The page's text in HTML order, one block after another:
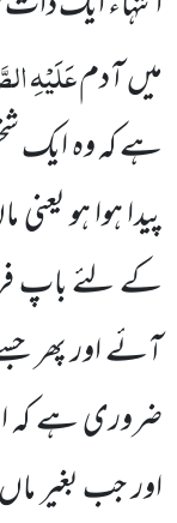
میں آدمعَلَیْہِ
ہے کہ وہ ایک
پیدا ہوا ہو
کے لئے باپ
آئے اور پھر
ضروری ہے کہ
اور جب بغیر